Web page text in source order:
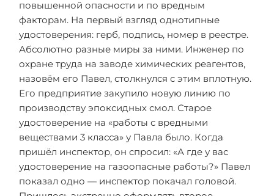
повышенной опасности и по вредным
факторам. На первый взгляд однотипные
удостоверения: герб, подпись, номер в реестре.
Абсолютно разные миры за ними. Инженер по
охране труда на заводе химических реагентов,
назовём его Павел, столкнулся с этим вплотную.
Его предприятие закупило новую линию по
производству эпоксидных смол. Старое
удостоверение на «работы с вредными
веществами 3 класса» у Павла было. Когда
пришёл инспектор, он спросил: «А где у вас
удостоверение на газоопасные работы?» Павел
показал одно — инспектор покачал головой.